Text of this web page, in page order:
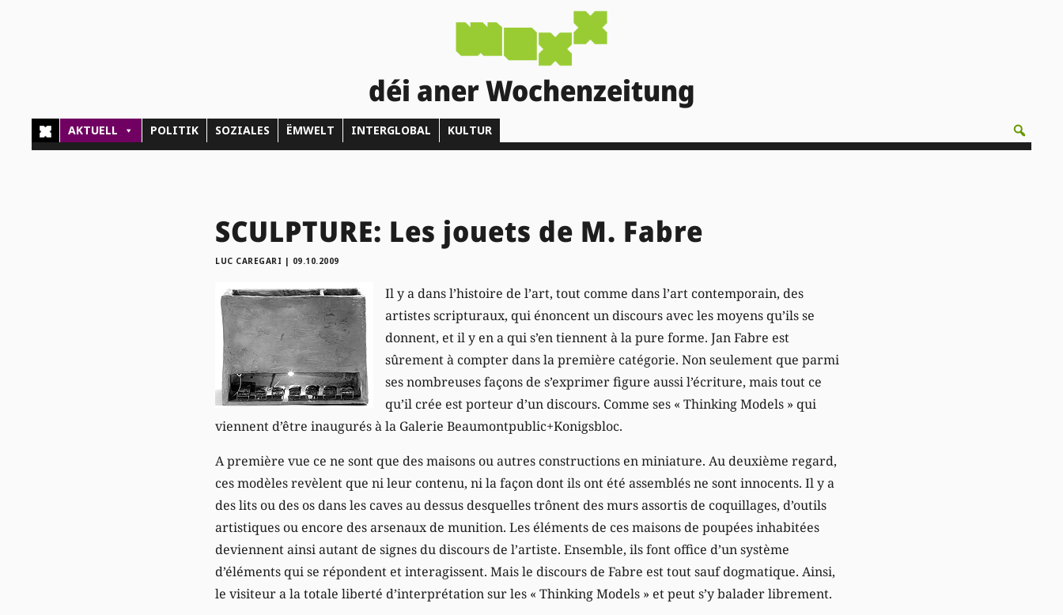
déi aner Wochenzeitung
AKTUELL POLITIK SOZIALES ËMWELT INTERGLOBAL KULTUR
SCULPTURE: Les jouets de M. Fabre
LUC CAREGARI | 09.10.2009
Il y a dans l’histoire de l’art, tout comme dans l’art contemporain, des
artistes scripturaux, qui énoncent un discours avec les moyens qu’ils se
donnent, et il y en a qui s’en tiennent à la pure forme. Jan Fabre est
sûrement à compter dans la première catégorie. Non seulement que parmi
ses nombreuses façons de s’exprimer figure aussi l’écriture, mais tout ce
qu’il crée est porteur d’un discours. Comme ses « Thinking Models » qui
viennent d’être inaugurés à la Galerie Beaumontpublic+Konigsbloc.
A première vue ce ne sont que des maisons ou autres constructions en miniature. Au deuxième regard,
ces modèles revèlent que ni leur contenu, ni la façon dont ils ont été assemblés ne sont innocents. Il y a
des lits ou des os dans les caves au dessus desquelles trônent des murs assortis de coquillages, d’outils
artistiques ou encore des arsenaux de munition. Les éléments de ces maisons de poupées inhabitées
deviennent ainsi autant de signes du discours de l’artiste. Ensemble, ils font office d’un système
d’éléments qui se répondent et interagissent. Mais le discours de Fabre est tout sauf dogmatique. Ainsi,
le visiteur a la totale liberté d’interprétation sur les « Thinking Models » et peut s’y balader librement.